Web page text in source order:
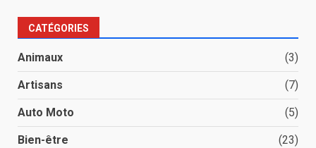
CATÉGORIES
Animaux (3)
Artisans (7)
Auto Moto (5)
Bien-être (23)